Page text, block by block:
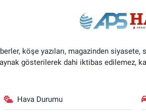
köşe yazıları, magazinden
gösterilerek dahi iktibas edilemez,
Hava Durumu